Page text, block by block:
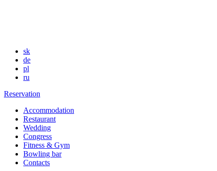
sk
de
pl
ru
Reservation
Accommodation
Restaurant
Wedding
Congress
Fitness & Gym
Bowling bar
Contacts